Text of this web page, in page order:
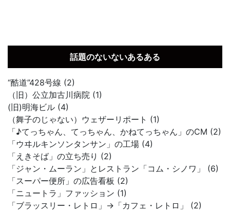
話題のないないあるある
“酷道”428号線 (2)
（旧）公立加古川病院 (1)
(旧)明海ビル (4)
（舞子のじゃない）ウェザーリポート (1)
「♪てっちゃん、てっちゃん、かねてっちゃん」のCM (2)
「ウヰルキンソンタンサン」の工場 (4)
「えきそば」の立ち売り (2)
「ジャン・ムーラン」とレストラン「コム・シノワ」 (6)
「スーパー便所」の広告看板 (2)
「ニュートラ」ファッション (1)
「ブラッスリー・レトロ」→「カフェ・レトロ」 (2)